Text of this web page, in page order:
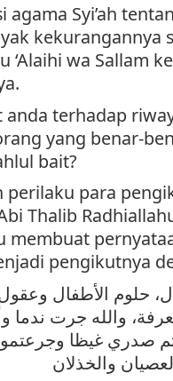
agama Syi’ah
kekurangannya
‘Alaihi wa Sallam
terhadap
yang benar-
bait?
para
Thalib
membuat
pengikutnya
حلوم الأطفال
والله جرت ندما
صدري غيظا